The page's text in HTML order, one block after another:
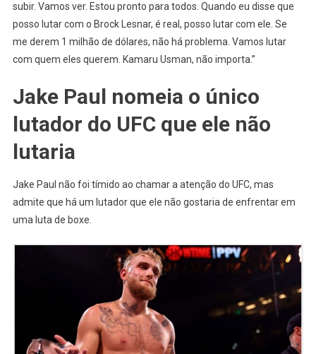
subir. Vamos ver. Estou pronto para todos. Quando eu disse que
posso lutar com o Brock Lesnar, é real, posso lutar com ele. Se
me derem 1 milhão de dólares, não há problema. Vamos lutar
com quem eles querem. Kamaru Usman, não importa.”
Jake Paul nomeia o único
lutador do UFC que ele não
lutaria
Jake Paul não foi tímido ao chamar a atenção do UFC, mas
admite que há um lutador que ele não gostaria de enfrentar em
uma luta de boxe.